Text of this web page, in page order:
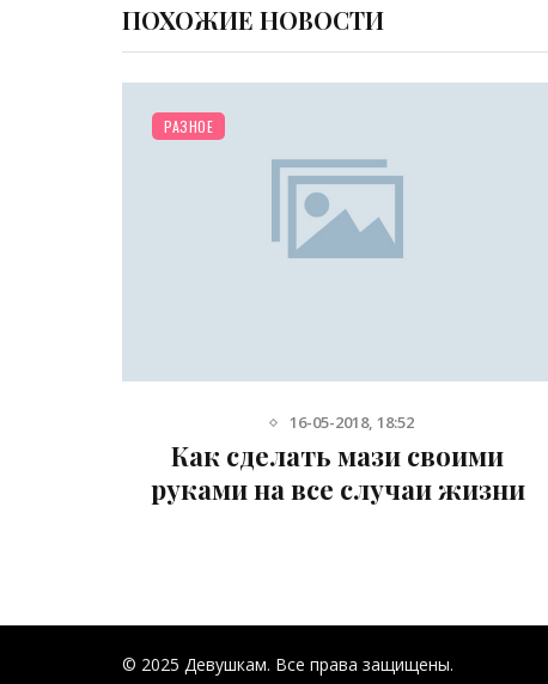
ПОХОЖИЕ НОВОСТИ
РАЗНОЕ
8-12-2013, 18:51
Незабываемые рецепты
народной медицины
© 2025 Девушкам. Все права защищены.